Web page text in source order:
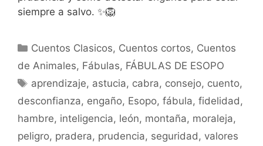
siempre a salvo. ✨🦁
Categorías
Cuentos Clasicos, Cuentos cortos, Cuentos
de Animales, Fábulas, FÁBULAS DE ESOPO
Etiquetas
aprendizaje, astucia, cabra, consejo, cuento,
desconfianza, engaño, Esopo, fábula, fidelidad,
hambre, inteligencia, león, montaña, moraleja,
peligro, pradera, prudencia, seguridad, valores